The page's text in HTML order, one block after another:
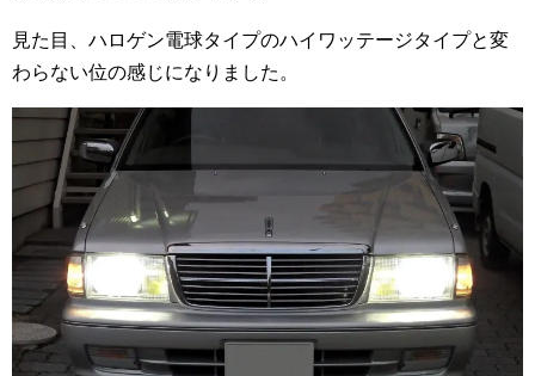
見た目、ハロゲン電球タイプのハイワッテージタイプと変
わらない位の感じになりました。